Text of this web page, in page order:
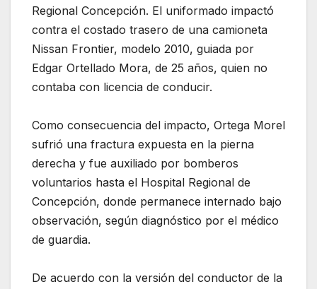
Regional Concepción. El uniformado impactó
contra el costado trasero de una camioneta
Nissan Frontier, modelo 2010, guiada por
Edgar Ortellado Mora, de 25 años, quien no
contaba con licencia de conducir.
Como consecuencia del impacto, Ortega Morel
sufrió una fractura expuesta en la pierna
derecha y fue auxiliado por bomberos
voluntarios hasta el Hospital Regional de
Concepción, donde permanece internado bajo
observación, según diagnóstico por el médico
de guardia.
De acuerdo con la versión del conductor de la